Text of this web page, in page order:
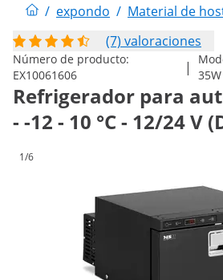
/ expondo / Material de
(7) valoraciones
Número de producto:
EX10061606
|
35W
Refrigerador para
- -12 - 10 °C - 12/24 V
1/6